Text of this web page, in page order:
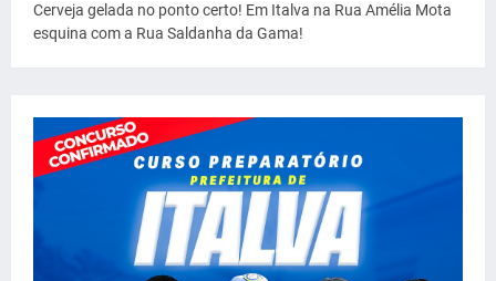
Cerveja gelada no ponto certo! Em Italva na Rua Amélia Mota
esquina com a Rua Saldanha da Gama!